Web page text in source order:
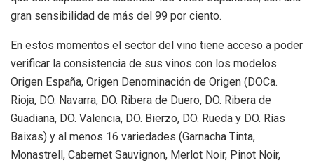
gran sensibilidad de más del 99 por ciento.
En estos momentos el sector del vino tiene acceso a poder
verificar la consistencia de sus vinos con los modelos
Origen España, Origen Denominación de Origen (DOCa.
Rioja, DO. Navarra, DO. Ribera de Duero, DO. Ribera de
Guadiana, DO. Valencia, DO. Bierzo, DO. Rueda y DO. Rías
Baixas) y al menos 16 variedades (Garnacha Tinta,
Monastrell, Cabernet Sauvignon, Merlot Noir, Pinot Noir,